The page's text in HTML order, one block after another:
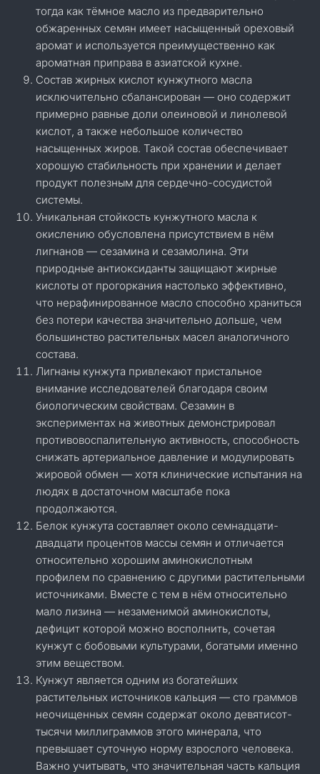
тогда как тёмное масло из предварительно
обжаренных семян имеет насыщенный ореховый
аромат и используется преимущественно как
ароматная приправа в азиатской кухне.
Состав жирных кислот кунжутного масла
исключительно сбалансирован — оно содержит
примерно равные доли олеиновой и линолевой
кислот, а также небольшое количество
насыщенных жиров. Такой состав обеспечивает
хорошую стабильность при хранении и делает
продукт полезным для сердечно-сосудистой
системы.
Уникальная стойкость кунжутного масла к
окислению обусловлена присутствием в нём
лигнанов — сезамина и сезамолина. Эти
природные антиоксиданты защищают жирные
кислоты от прогоркания настолько эффективно,
что нерафинированное масло способно храниться
без потери качества значительно дольше, чем
большинство растительных масел аналогичного
состава.
Лигнаны кунжута привлекают пристальное
внимание исследователей благодаря своим
биологическим свойствам. Сезамин в
экспериментах на животных демонстрировал
противовоспалительную активность, способность
снижать артериальное давление и модулировать
жировой обмен — хотя клинические испытания на
людях в достаточном масштабе пока
продолжаются.
Белок кунжута составляет около семнадцати-
двадцати процентов массы семян и отличается
относительно хорошим аминокислотным
профилем по сравнению с другими растительными
источниками. Вместе с тем в нём относительно
мало лизина — незаменимой аминокислоты,
дефицит которой можно восполнить, сочетая
кунжут с бобовыми культурами, богатыми именно
этим веществом.
Кунжут является одним из богатейших
растительных источников кальция — сто граммов
неочищенных семян содержат около девятисот-
тысячи миллиграммов этого минерала, что
превышает суточную норму взрослого человека.
Важно учитывать, что значительная часть кальция